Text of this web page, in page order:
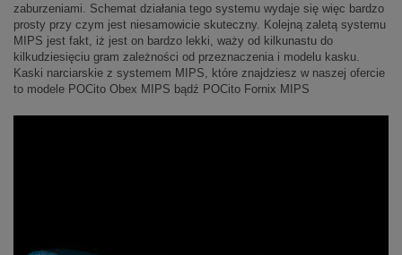
zaburzeniami. Schemat działania tego systemu wydaje się więc bardzo
prosty przy czym jest niesamowicie skuteczny. Kolejną zaletą systemu
MIPS jest fakt, iż jest on bardzo lekki, waży od kilkunastu do
kilkudziesięciu gram zależności od przeznaczenia i modelu kasku.
Kaski narciarskie z systemem MIPS, które znajdziesz w naszej ofercie
to modele POCito Obex MIPS bądź POCito Fornix MIPS